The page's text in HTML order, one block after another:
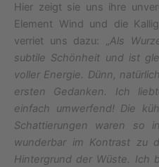
Hier zeigt sie uns ihre
Element Wind und die
verriet uns dazu: „Als
subtile Schönheit und ist
voller Energie. Dünn,
ersten Gedanken. Ich
einfach umwerfend! Die
Schattierungen waren so
wunderbar im Kontrast zu
Hintergrund der Wüste. Ich